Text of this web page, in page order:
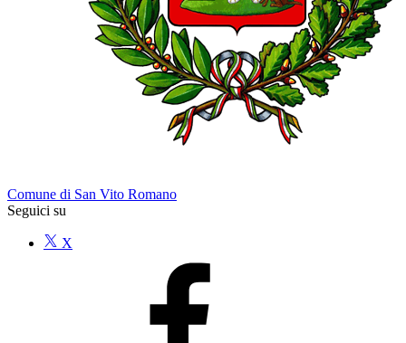
Comune di San Vito Romano
Seguici su
X